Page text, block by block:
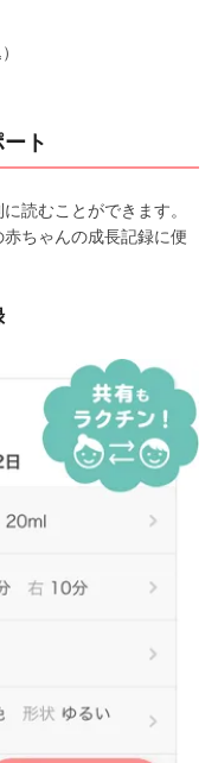
ト
読むことができます。
ちゃんの成長記録に便